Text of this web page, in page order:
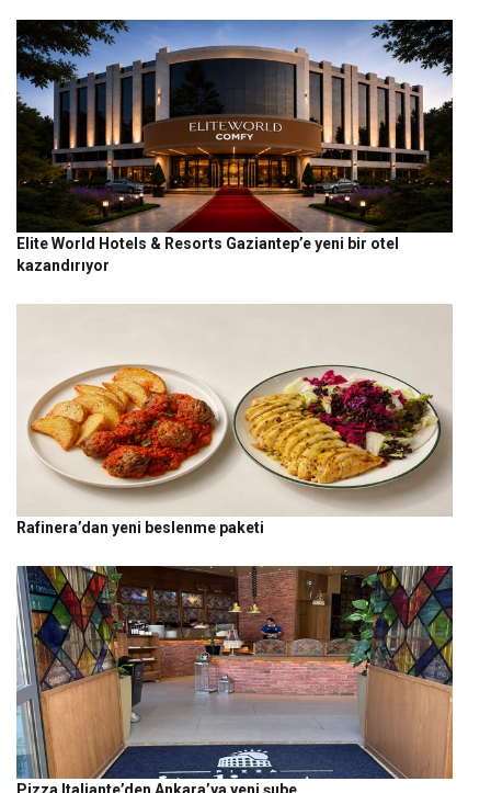
Elite World Hotels & Resorts Gaziantep’e yeni bir otel
kazandırıyor
Rafinera’dan yeni beslenme paketi
Pizza Italiante’den Ankara’ya yeni şube